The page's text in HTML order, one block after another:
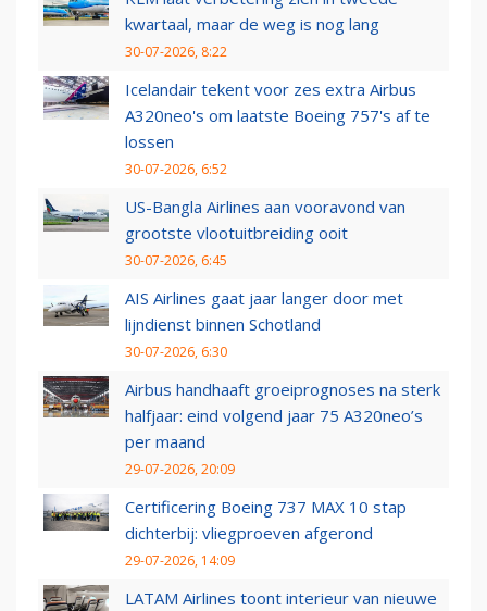
kwartaal, maar de weg is nog lang
30-07-2026, 8:22
Icelandair tekent voor zes extra Airbus
A320neo's om laatste Boeing 757's af te
lossen
30-07-2026, 6:52
US-Bangla Airlines aan vooravond van
grootste vlootuitbreiding ooit
30-07-2026, 6:45
AIS Airlines gaat jaar langer door met
lijndienst binnen Schotland
30-07-2026, 6:30
Airbus handhaaft groeiprognoses na sterk
halfjaar: eind volgend jaar 75 A320neo’s
per maand
29-07-2026, 20:09
Certificering Boeing 737 MAX 10 stap
dichterbij: vliegproeven afgerond
29-07-2026, 14:09
LATAM Airlines toont interieur van nieuwe